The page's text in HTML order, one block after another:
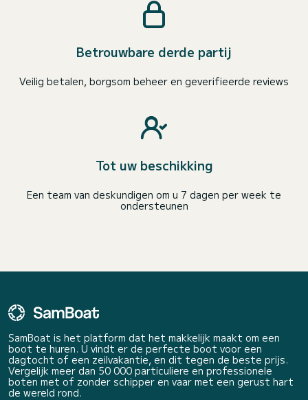
Betrouwbare derde partij
Veilig betalen, borgsom beheer en geverifieerde reviews
Tot uw beschikking
Een team van deskundigen om u 7 dagen per week te
ondersteunen
SamBoat is het platform dat het makkelijk maakt om een
boot te huren. U vindt er de perfecte boot voor een
dagtocht of een zeilvakantie, en dit tegen de beste prijs.
Vergelijk meer dan 50 000 particuliere en professionele
boten met of zonder schipper en vaar met een gerust hart
de wereld rond.